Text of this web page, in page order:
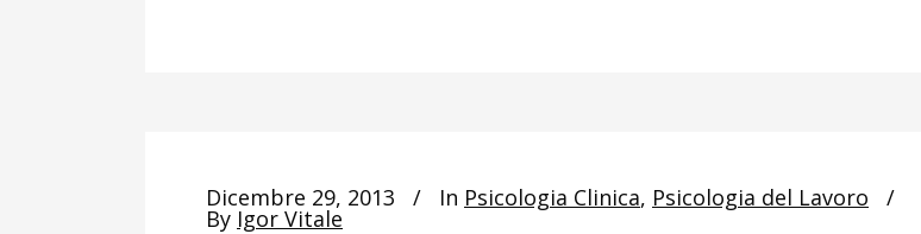
Dicembre 29, 2013 In Psicologia Clinica, Psicologia del Lavoro
By Igor Vitale